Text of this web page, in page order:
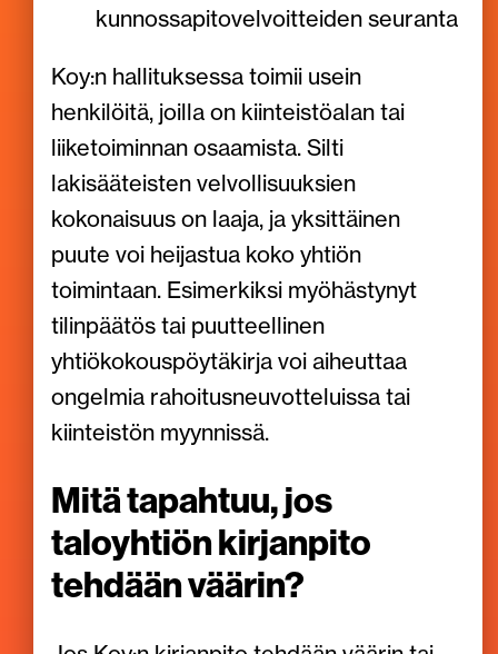
kunnossapitovelvoitteiden seuranta
Koy:n hallituksessa toimii usein
henkilöitä, joilla on kiinteistöalan tai
liiketoiminnan osaamista. Silti
lakisääteisten velvollisuuksien
kokonaisuus on laaja, ja yksittäinen
puute voi heijastua koko yhtiön
toimintaan. Esimerkiksi myöhästynyt
tilinpäätös tai puutteellinen
yhtiökokouspöytäkirja voi aiheuttaa
ongelmia rahoitusneuvotteluissa tai
kiinteistön myynnissä.
Mitä tapahtuu, jos
taloyhtiön kirjanpito
tehdään väärin?